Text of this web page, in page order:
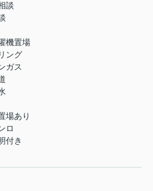
談
機置場
ング
ガス
場あり
ロ
付き